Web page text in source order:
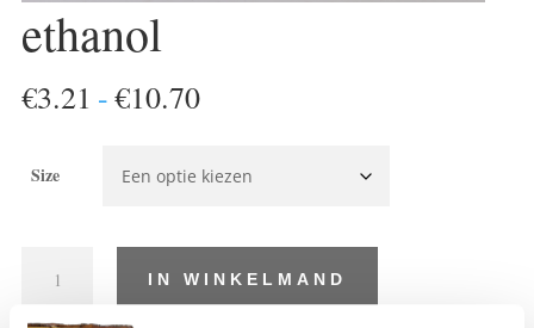
ethanol
€3.21 -€10.70Prijsklasse:
tot
€10.70
Size
aantal
IN WINKELMAND